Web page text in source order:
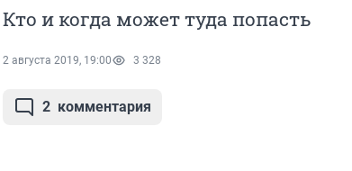
Кто и когда может туда попасть
2 августа 2019, 19:00 3 328
2 комментария